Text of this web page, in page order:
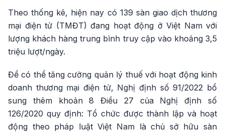
Theo thống kê, hiện nay có 139 sàn giao dịch thương
mại điện tử (TMĐT) đang hoạt động ở Việt Nam với
lượng khách hàng trung bình truy cập vào khoảng 3,5
triệu lượt/ngày.
Để có thể tăng cường quản lý thuế với hoạt động kinh
doanh thương mại điện tử, Nghị định số 91/2022 bổ
sung thêm khoản 8 Điều 27 của Nghị định số
126/2020 quy định: Tổ chức được thành lập và hoạt
động theo pháp luật Việt Nam là chủ sở hữu sàn